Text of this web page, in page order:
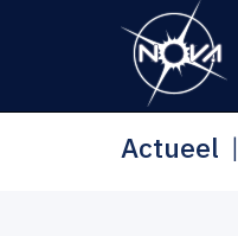
Actueel